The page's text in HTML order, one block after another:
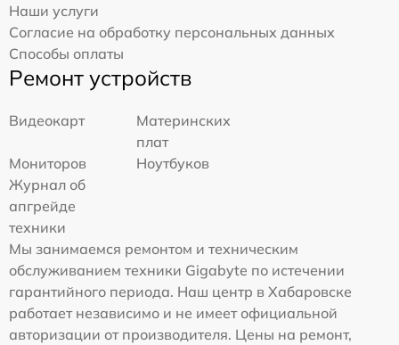
Наши услуги
Согласие на обработку персональных данных
Способы оплаты
Ремонт устройств
Видеокарт
Материнских
плат
Мониторов
Ноутбуков
Журнал об
апгрейде
техники
Мы занимаемся ремонтом и техническим
обслуживанием техники Gigabyte по истечении
гарантийного периода. Наш центр в Хабаровске
работает независимо и не имеет официальной
авторизации от производителя. Цены на ремонт,